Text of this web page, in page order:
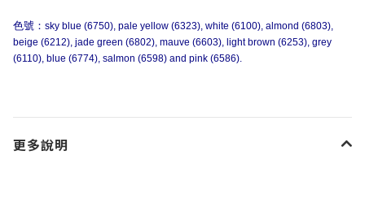
色號： sky blue (6750), pale yellow (6323), white (6100), almond (6803),
beige (6212), jade green (6802), mauve (6603), light brown (6253), grey
(6110), blue (6774), salmon (6598) and pink (6586).
更多說明